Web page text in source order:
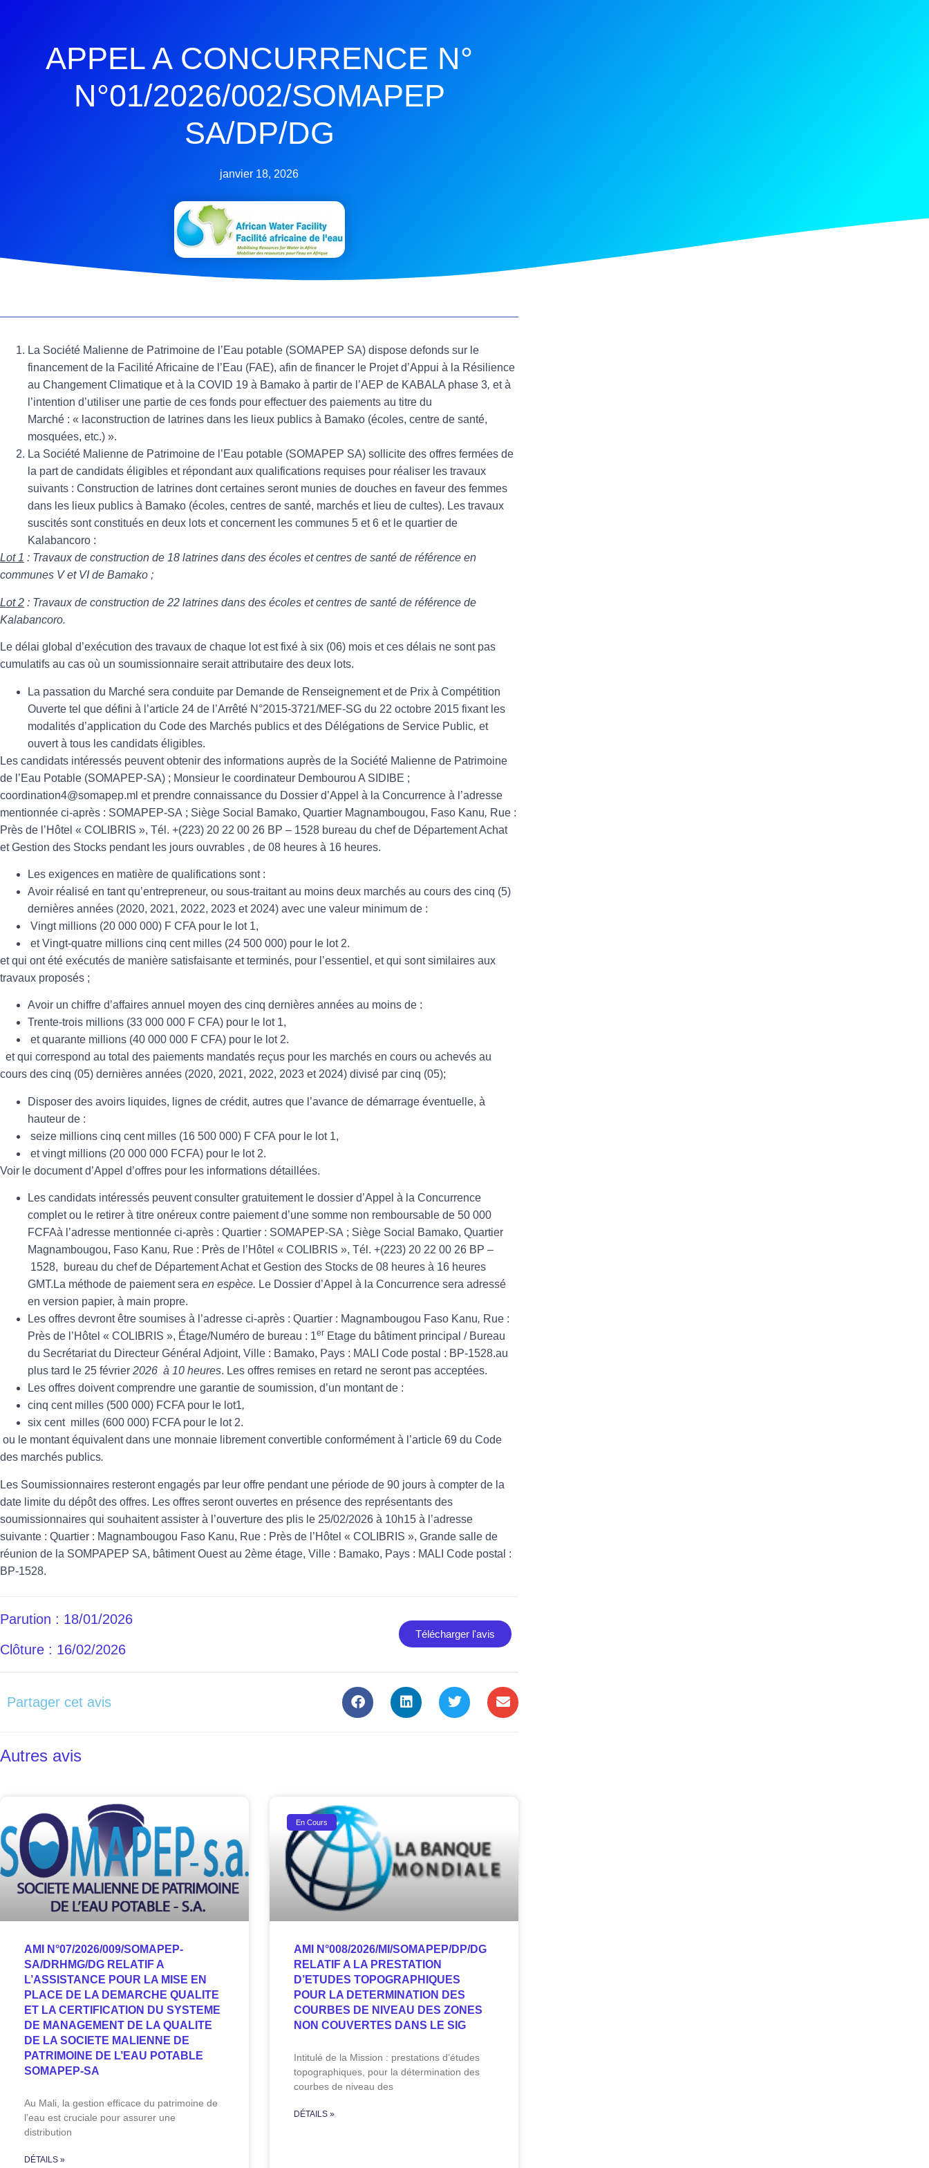
APPEL A CONCURRENCE N°
N°01/2026/002/SOMAPEP
SA/DP/DG
janvier 18, 2026
La Société Malienne de Patrimoine de l’Eau potable (SOMAPEP SA) dispose defonds sur le
financement de la Facilité Africaine de l’Eau (FAE), afin de financer le Projet d’Appui à la Résilience
au Changement Climatique et à la COVID 19 à Bamako à partir de l’AEP de KABALA phase 3, et à
l’intention d’utiliser une partie de ces fonds pour effectuer des paiements au titre du
Marché : « laconstruction de latrines dans les lieux publics à Bamako (écoles, centre de santé,
mosquées, etc.) ».
La Société Malienne de Patrimoine de l’Eau potable (SOMAPEP SA) sollicite des offres fermées de
la part de candidats éligibles et répondant aux qualifications requises pour réaliser les travaux
suivants : Construction de latrines dont certaines seront munies de douches en faveur des femmes
dans les lieux publics à Bamako (écoles, centres de santé, marchés et lieu de cultes). Les travaux
suscités sont constitués en deux lots et concernent les communes 5 et 6 et le quartier de
Kalabancoro :
Lot 1 : Travaux de construction de 18 latrines dans des écoles et centres de santé de référence en
communes V et VI de Bamako ;
Lot 2 : Travaux de construction de 22 latrines dans des écoles et centres de santé de référence de
Kalabancoro.
Le délai global d’exécution des travaux de chaque lot est fixé à six (06) mois et ces délais ne sont pas
cumulatifs au cas où un soumissionnaire serait attributaire des deux lots.
La passation du Marché sera conduite par Demande de Renseignement et de Prix à Compétition
Ouverte tel que défini à l’article 24 de l’Arrêté N°2015-3721/MEF-SG du 22 octobre 2015 fixant les
modalités d’application du Code des Marchés publics et des Délégations de Service Public, et
ouvert à tous les candidats éligibles.
Les candidats intéressés peuvent obtenir des informations auprès de la Société Malienne de Patrimoine
de l’Eau Potable (SOMAPEP-SA) ; Monsieur le coordinateur Dembourou A SIDIBE ;
coordination4@somapep.ml et prendre connaissance du Dossier d’Appel à la Concurrence à l’adresse
mentionnée ci-après : SOMAPEP-SA ; Siège Social Bamako, Quartier Magnambougou, Faso Kanu, Rue :
Près de l’Hôtel « COLIBRIS », Tél. +(223) 20 22 00 26 BP – 1528 bureau du chef de Département Achat
et Gestion des Stocks pendant les jours ouvrables , de 08 heures à 16 heures.
Les exigences en matière de qualifications sont :
Avoir réalisé en tant qu’entrepreneur, ou sous-traitant au moins deux marchés au cours des cinq (5)
dernières années (2020, 2021, 2022, 2023 et 2024) avec une valeur minimum de :
Vingt millions (20 000 000) F CFA pour le lot 1,
et Vingt-quatre millions cinq cent milles (24 500 000) pour le lot 2.
et qui ont été exécutés de manière satisfaisante et terminés, pour l’essentiel, et qui sont similaires aux
travaux proposés ;
Avoir un chiffre d’affaires annuel moyen des cinq dernières années au moins de :
Trente-trois millions (33 000 000 F CFA) pour le lot 1,
et quarante millions (40 000 000 F CFA) pour le lot 2.
et qui correspond au total des paiements mandatés reçus pour les marchés en cours ou achevés au
cours des cinq (05) dernières années (2020, 2021, 2022, 2023 et 2024) divisé par cinq (05);
Disposer des avoirs liquides, lignes de crédit, autres que l’avance de démarrage éventuelle, à
hauteur de :
seize millions cinq cent milles (16 500 000) F CFA pour le lot 1,
et vingt millions (20 000 000 FCFA) pour le lot 2.
Voir le document d’Appel d’offres pour les informations détaillées.
Les candidats intéressés peuvent consulter gratuitement le dossier d’Appel à la Concurrence
complet ou le retirer à titre onéreux contre paiement d’une somme non remboursable de 50 000
FCFAà l’adresse mentionnée ci-après : Quartier : SOMAPEP-SA ; Siège Social Bamako, Quartier
Magnambougou, Faso Kanu, Rue : Près de l’Hôtel « COLIBRIS », Tél. +(223) 20 22 00 26 BP –
1528, bureau du chef de Département Achat et Gestion des Stocks de 08 heures à 16 heures
GMT.La méthode de paiement sera en espèce. Le Dossier d’Appel à la Concurrence sera adressé
en version papier, à main propre.
Les offres devront être soumises à l’adresse ci-après : Quartier : Magnambougou Faso Kanu, Rue :
Près de l’Hôtel « COLIBRIS », Étage/Numéro de bureau : 1er Etage du bâtiment principal / Bureau
du Secrétariat du Directeur Général Adjoint, Ville : Bamako, Pays : MALI Code postal : BP-1528.au
plus tard le 25 février 2026 à 10 heures. Les offres remises en retard ne seront pas acceptées.
Les offres doivent comprendre une garantie de soumission, d’un montant de :
cinq cent milles (500 000) FCFA pour le lot1,
six cent milles (600 000) FCFA pour le lot 2.
ou le montant équivalent dans une monnaie librement convertible conformément à l’article 69 du Code
des marchés publics.
Les Soumissionnaires resteront engagés par leur offre pendant une période de 90 jours à compter de la
date limite du dépôt des offres. Les offres seront ouvertes en présence des représentants des
soumissionnaires qui souhaitent assister à l’ouverture des plis le 25/02/2026 à 10h15 à l’adresse
suivante : Quartier : Magnambougou Faso Kanu, Rue : Près de l’Hôtel « COLIBRIS », Grande salle de
réunion de la SOMPAPEP SA, bâtiment Ouest au 2ème étage, Ville : Bamako, Pays : MALI Code postal :
BP-1528.
Parution : 18/01/2026
Clôture : 16/02/2026
Télécharger l'avis
Partager cet avis
Autres avis
AMI N°07/2026/009/SOMAPEP-
SA/DRHMG/DG RELATIF A
L’ASSISTANCE POUR LA MISE EN
PLACE DE LA DEMARCHE QUALITE
ET LA CERTIFICATION DU SYSTEME
DE MANAGEMENT DE LA QUALITE
DE LA SOCIETE MALIENNE DE
PATRIMOINE DE L’EAU POTABLE
SOMAPEP-SA
Au Mali, la gestion efficace du patrimoine de
l’eau est cruciale pour assurer une
distribution
DÉTAILS »
En Cours
AMI N°008/2026/MI/SOMAPEP/DP/DG
RELATIF A LA PRESTATION
D’ETUDES TOPOGRAPHIQUES
POUR LA DETERMINATION DES
COURBES DE NIVEAU DES ZONES
NON COUVERTES DANS LE SIG
Intitulé de la Mission : prestations d’études
topographiques, pour la détermination des
courbes de niveau des
DÉTAILS »